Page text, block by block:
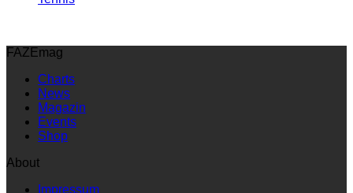
FAZEmag
Charts
News
Magazin
Events
Shop
About
Impressum